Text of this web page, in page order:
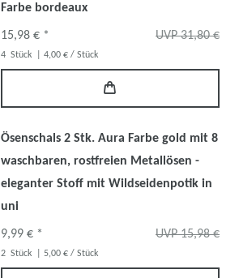
Farbe bordeaux
UVP 31,80 €
15,98 € *
4 Stück | 4,00 € / Stück
Ösenschals 2 Stk. Aura Farbe gold mit 8
waschbaren, rostfreien Metallösen -
eleganter Stoff mit Wildseidenpotik in
uni
UVP 15,98 €
9,99 € *
2 Stück | 5,00 € / Stück